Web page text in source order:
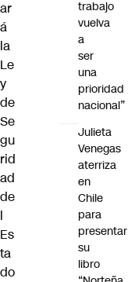
ar
á
la
Le
y
de
Se
gu
rid
ad
de
l
Es
ta
do
trabajo
vuelva
a
ser
una
prioridad
nacional”
Julieta
Venegas
aterriza
en
Chile
para
presentar
su
libro